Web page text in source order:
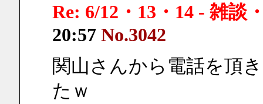
Re: 6/12・13・14 - 雑談
20:57 No.3042
関山さんから電話を頂
たｗ